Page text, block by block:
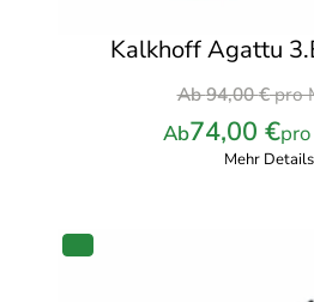
Kalkhoff Agattu
Ab94,00€pro
Preis
war:
Ab74,00 €
Mehr Details
PRODUKT